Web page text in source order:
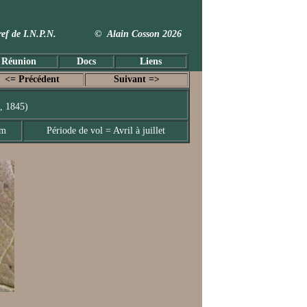
de I.N.P.N. © Alain Cosson 2026
Docs
Liens
<= Précédent
Suivant =>
1845)
Période de vol = Avril à juillet